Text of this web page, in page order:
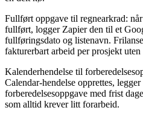
Fullført oppgave til regnearkrad:
fullført, logger Zapier den til et
fullføringsdato og listenavn.
fakturerbart arbeid per prosjekt
Kalenderhendelse til
Calendar-hendelse opprettes,
forberedelsesoppgave med frist
som alltid krever litt forarbeid.